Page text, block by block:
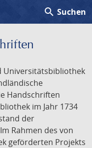
search Suchen
Universitätsbibliothek
Handschriften
im Jahr 1734
der
Rahmen des von
geförderten Projekts